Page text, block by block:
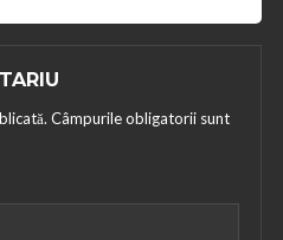
Câmpurile obligatorii sunt